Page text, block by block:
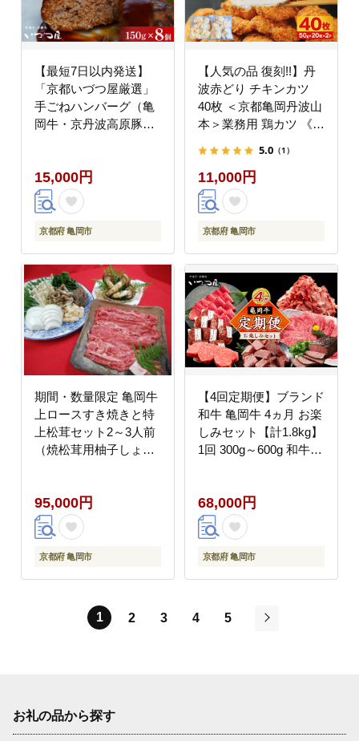
【最短7日以内発送】
「京都いづつ屋厳選」
手ごねハンバーグ（亀
岡牛・京丹波高原豚使
15,000円
京都府 亀岡市
【人気の品 復刻!!】丹
波赤どり チキンカツ
40枚 ＜京都亀岡丹波山
本＞業務用 鶏カツ 《ふ
むね サクサク 生活応援
特別返礼品 お手軽 簡単
少量油 シンプル 訳あ
り》
5.0 （1）
11,000円
京都府 亀岡市
期間・数量限定 亀岡牛
上ロースすき焼きと特
上松茸セット2～3人前
（焼松茸用柚子しょう
ンド牛 松茸 特上松茸
※配送不可地域あり
※2026年9月～発送
95,000円
京都府 亀岡市
【4回定期便】ブランド
和牛 亀岡牛 4ヵ月 お楽
しみセット【計1.8kg】
1回 300g～600g 和牛
ローストビーフ 和牛 黒
毛和牛 牛肉 冷凍 丹波
産 ふるさと納税 牛肉
定期便
68,000円
京都府 亀岡市
1 2 3 4
5
お礼の品から探す